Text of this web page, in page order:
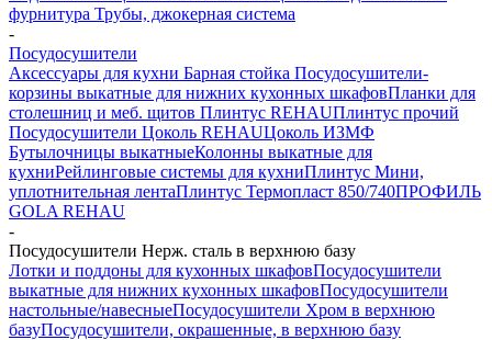
фурнитура Трубы, джокерная система
-
Посудосушители
Аксессуары для кухни Барная стойка Посудосушители-
корзины выкатные для нижних кухонных шкафовПланки для
столешниц и меб. щитов Плинтус REHAUПлинтус прочий
Посудосушители Цоколь REHAUЦоколь ИЗМФ
Бутылочницы выкатныеКолонны выкатные для
кухниРейлинговые системы для кухниПлинтус Мини,
уплотнительная лентаПлинтус Термопласт 850/740ПРОФИЛЬ
GOLA REHAU
-
Посудосушители Нерж. сталь в верхнюю базу
Лотки и поддоны для кухонных шкафовПосудосушители
выкатные для нижних кухонных шкафовПосудосушители
настольные/навесныеПосудосушители Хром в верхнюю
базуПосудосушители, окрашенные, в верхнюю базу